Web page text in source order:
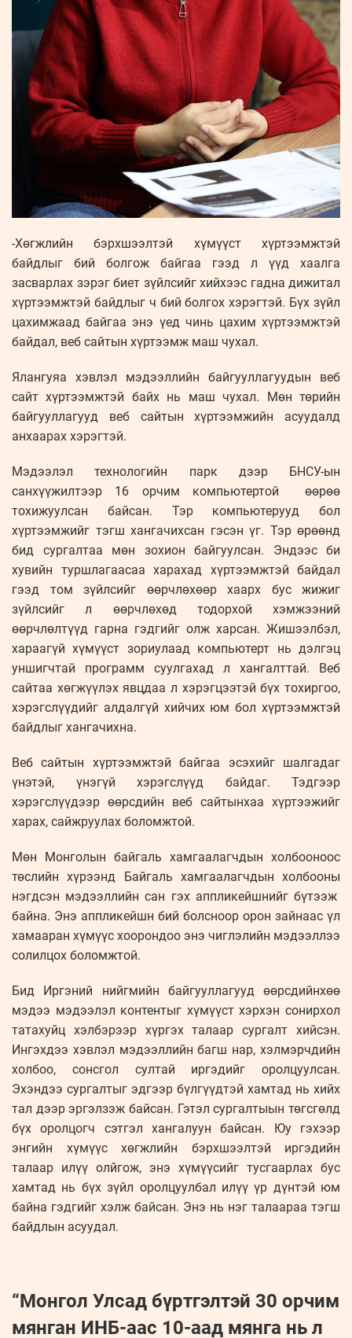
-Хөгжлийн бэрхшээлтэй хүмүүст хүртээмжтэй
байдлыг бий болгож байгаа гээд л үүд хаалга
засварлах зэрэг биет зүйлсийг хийхээс гадна дижитал
хүртээмжтэй байдлыг ч бий болгох хэрэгтэй. Бүх зүйл
цахимжаад байгаа энэ үед чинь цахим хүртээмжтэй
байдал, веб сайтын хүртээмж маш чухал.
Ялангуяа хэвлэл мэдээллийн байгууллагуудын веб
сайт хүртээмжтэй байх нь маш чухал. Мөн төрийн
байгууллагууд веб сайтын хүртээмжийн асуудалд
анхаарах хэрэгтэй.
Мэдээлэл технологийн парк дээр БНСУ-ын
санхүүжилтээр 16 орчим компьютертой өөрөө
тохижуулсан байсан. Тэр компьютерууд бол
хүртээмжийг тэгш хангачихсан гэсэн үг. Тэр өрөөнд
бид сургалтаа мөн зохион байгуулсан. Эндээс би
хувийн туршлагаасаа харахад хүртээмжтэй байдал
гээд том зүйлсийг өөрчлөхөөр хаарх бус жижиг
зүйлсийг л өөрчлөхөд тодорхой хэмжээний
өөрчлөлтүүд гарна гэдгийг олж харсан. Жишээлбэл,
хараагүй хүмүүст зориулаад компьютерт нь дэлгэц
уншигчтай программ суулгахад л хангалттай. Веб
сайтаа хөгжүүлэх явцдаа л хэрэгцээтэй бүх тохиргоо,
хэрэгслүүдийг алдалгүй хийчих юм бол хүртээмжтэй
байдлыг хангачихна.
Веб сайтын хүртээмжтэй байгаа эсэхийг шалгадаг
үнэтэй, үнэгүй хэрэгслүүд байдаг. Тэдгээр
хэрэгслүүдээр өөрсдийн веб сайтынхаа хүртээжийг
харах, сайжруулах боломжтой.
Мөн Монголын байгаль хамгаалагчдын холбооноос
төслийн хүрээнд Байгаль хамгаалагчдын холбооны
нэгдсэн мэдээллийн сан гэх аппликейшнийг бүтээж
байна. Энэ аппликейшн бий болсноор орон зайнаас үл
хамааран хүмүүс хоорондоо энэ чиглэлийн мэдээллээ
солилцох боломжтой.
Бид Иргэний нийгмийн байгууллагууд өөрсдийнхөө
мэдээ мэдээлэл контентыг хүмүүст хэрхэн сонирхол
татахуйц хэлбэрээр хүргэх талаар сургалт хийсэн.
Ингэхдээ хэвлэл мэдээллийн багш нар, хэлмэрчдийн
холбоо, сонсгол султай иргэдийг оролцуулсан.
Эхэндээ сургалтыг эдгээр бүлгүүдтэй хамтад нь хийх
тал дээр эргэлзэж байсан. Гэтэл сургалтыын төгсгөлд
бүх оролцогч сэтгэл хангалуун байсан. Юу гэхээр
энгийн хүмүүс хөгжлийн бэрхшээлтэй иргэдийн
талаар илүү олйгож, энэ хүмүүсийг тусгаарлах бус
хамтад нь бүх зүйл оролцуулбал илүү үр дүнтэй юм
байна гэдгийг хэлж байсан. Энэ нь нэг талаараа тэгш
байдлын асуудал.
“Монгол Улсад бүртгэлтэй 30 орчим
мянган ИНБ-аас 10-аад мянга нь л